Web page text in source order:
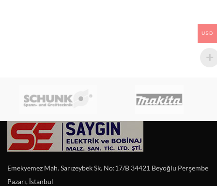
Emekyemez Mah. Sarızeybek Sk. No:17/B 34421 Beyoğlu Perşembe
Pazarı, İstanbul
USD